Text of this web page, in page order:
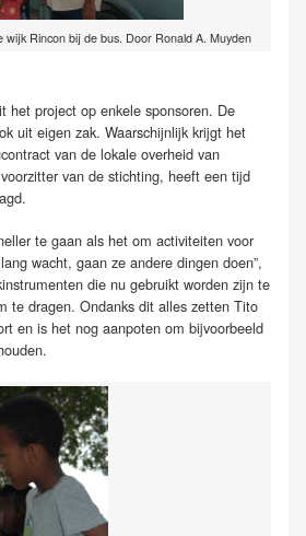
wijk Rincon bij de bus. Door Ronald A. Muyden
het project op enkele sponsoren. De
uit eigen zak. Waarschijnlijk krijgt het
van de lokale overheid van
van de stichting, heeft een tijd
te gaan als het om activiteiten voor
wacht, gaan ze andere dingen doen”,
die nu gebruikt worden zijn te
te dragen. Ondanks dit alles zetten Tito
en is het nog aanpoten om bijvoorbeeld